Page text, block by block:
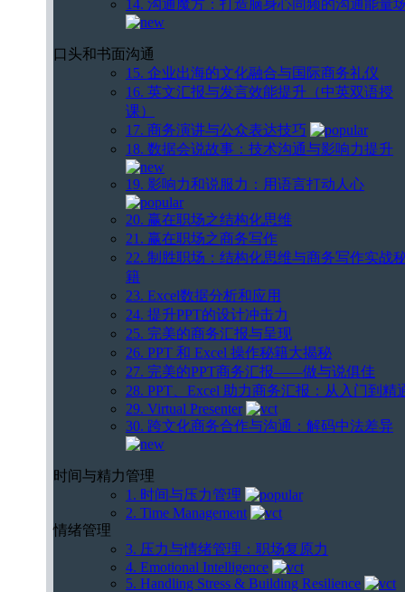
14. 沟通魔方：打造脑身心同频的沟通能量
口头和书面沟通
15. 企业出海的文化融合与国际商务礼仪
16. 英文汇报与发言效能提升（中英双语授
课）
17. 商务演讲与公众表达技巧
18. 数据会说故事：技术沟通与影响力提升
19. 影响力和说服力：用语言打动人心
20. 赢在职场之结构化思维
21. 赢在职场之商务写作
22. 制胜职场：结构化思维与商务写作实战
籍
23. Excel数据分析和应用
24. 提升PPT的设计冲击力
25. 完美的商务汇报与呈现
26. PPT 和 Excel 操作秘籍大揭秘
27. 完美的PPT商务汇报——做与说俱佳
28. PPT、Excel 助力商务汇报：从入门到精
29. Virtual Presenter
30. 跨文化商务合作与沟通：解码中法差异
时间与精力管理
1. 时间与压力管理
2. Time Management
情绪管理
3. 压力与情绪管理：职场复原力
4. Emotional Intelligence
5. Handling Stress & Building Resilience